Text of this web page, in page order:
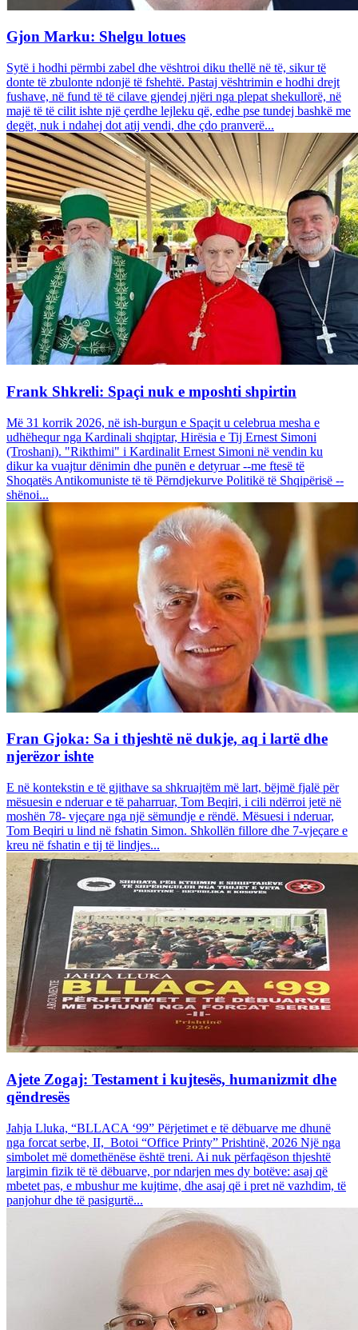
Gjon Marku: Shelgu lotues
Sytë i hodhi përmbi zabel dhe vështroi diku thellë në të, sikur të
donte të zbulonte ndonjë të fshehtë. Pastaj vështrimin e hodhi drejt
fushave, në fund të të cilave gjendej njëri nga plepat shekullorë, në
majë të të cilit ishte një çerdhe lejleku që, edhe pse tundej bashkë me
degët, nuk i ndahej dot atij vendi, dhe çdo pranverë...
Frank Shkreli: Spaçi nuk e mposhti shpirtin
Më 31 korrik 2026, në ish-burgun e Spaçit u celebrua mesha e
udhëhequr nga Kardinali shqiptar, Hirësia e Tij Ernest Simoni
(Troshani). "Rikthimi" i Kardinalit Ernest Simoni në vendin ku
dikur ka vuajtur dënimin dhe punën e detyruar --me ftesë të
Shoqatës Antikomuniste të të Përndjekurve Politikë të Shqipërisë --
shënoi...
Fran Gjoka: Sa i thjeshtë në dukje, aq i lartë dhe
njerëzor ishte
E në kontekstin e të gjithave sa shkruajtëm më lart, bëjmë fjalë për
mësuesin e nderuar e të paharruar, Tom Beqiri, i cili ndërroi jetë në
moshën 78- vjeçare nga një sëmundje e rëndë. Mësuesi i nderuar,
Tom Beqiri u lind në fshatin Simon. Shkollën fillore dhe 7-vjeçare e
kreu në fshatin e tij të lindjes...
Ajete Zogaj: Testament i kujtesës, humanizmit dhe
qëndresës
Jahja Lluka, “BLLACA ‘99” Përjetimet e të dëbuarve me dhunë
nga forcat serbe, II, Botoi “Office Printy” Prishtinë, 2026 Një nga
simbolet më domethënëse është treni. Ai nuk përfaqëson thjeshtë
largimin fizik të të dëbuarve, por ndarjen mes dy botëve: asaj që
mbetet pas, e mbushur me kujtime, dhe asaj që i pret në vazhdim, të
panjohur dhe të pasigurtë...